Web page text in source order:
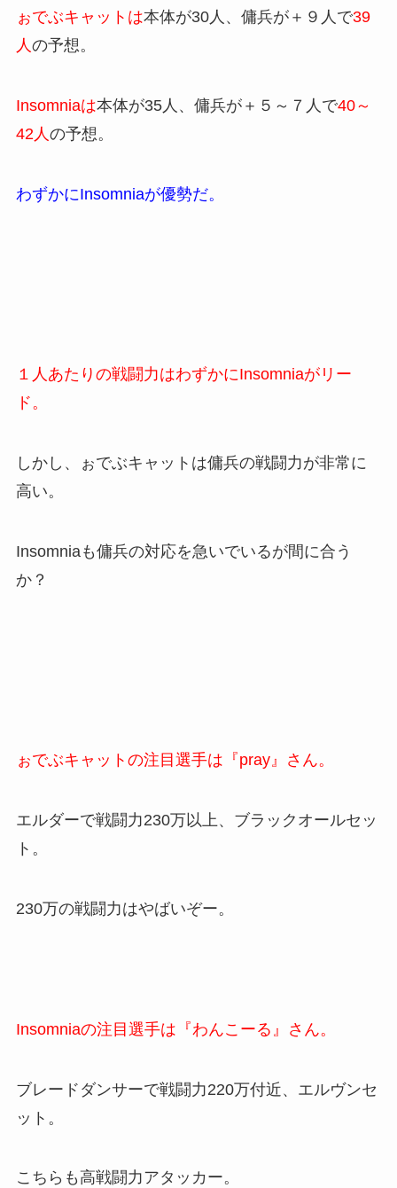
ぉでぶキャットは本体が30人、傭兵が＋９人で39
人の予想。
Insomniaは本体が35人、傭兵が＋５～７人で40～
42人の予想。
わずかにInsomniaが優勢だ。
１人あたりの戦闘力はわずかにInsomniaがリー
ド。
しかし、ぉでぶキャットは傭兵の戦闘力が非常に
高い。
Insomniaも傭兵の対応を急いでいるが間に合う
か？
ぉでぶキャットの注目選手は『pray』さん。
エルダーで戦闘力230万以上、ブラックオールセッ
ト。
230万の戦闘力はやばいぞー。
Insomniaの注目選手は『わんこーる』さん。
ブレードダンサーで戦闘力220万付近、エルヴンセ
ット。
こちらも高戦闘力アタッカー。